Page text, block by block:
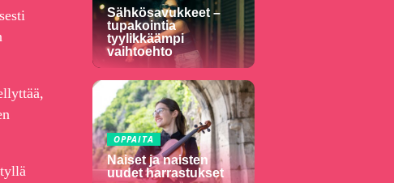
Sähkösavukkeet –
tupakointia
tyylikkäämpi
vaihtoehto
OPPAITA
Naiset ja naisten
uudet harrastukset